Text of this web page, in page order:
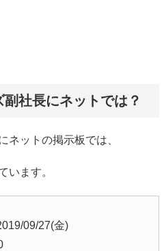
社長にネットでは？
ネットの掲示板では、
います。
09/27(金)